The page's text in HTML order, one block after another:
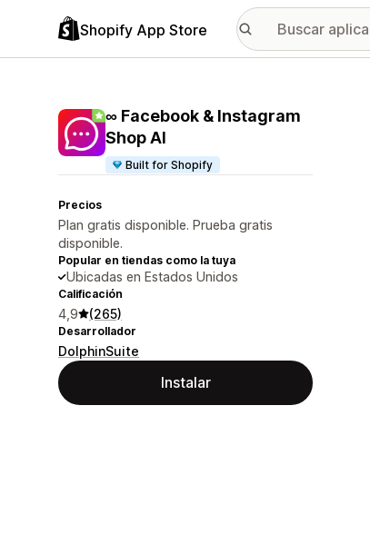
Shopify App Store
∞ Facebook & Instagram
Shop AI
Built for Shopify
Precios
Plan gratis disponible. Prueba gratis
disponible.
Popular en tiendas como la tuya
Ubicadas en Estados Unidos
Calificación
4,9 (265)
Desarrollador
DolphinSuite
Instalar